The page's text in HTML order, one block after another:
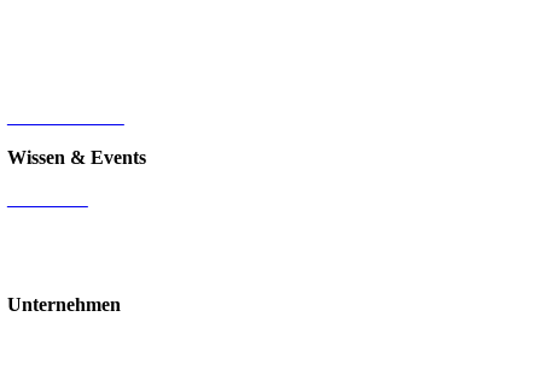
Wissen & Events
Unternehmen